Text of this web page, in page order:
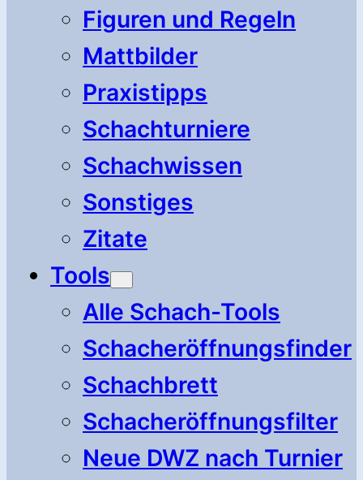
Figuren und Regeln
Mattbilder
Praxistipps
Schachturniere
Schachwissen
Sonstiges
Zitate
Tools
Alle Schach-Tools
Schacheröffnungsfinder
Schachbrett
Schacheröffnungsfilter
Neue DWZ nach Turnier